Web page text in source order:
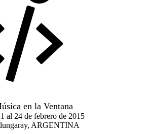
en la Ventana
al 24 de febrero de 2015
ARGENTINA